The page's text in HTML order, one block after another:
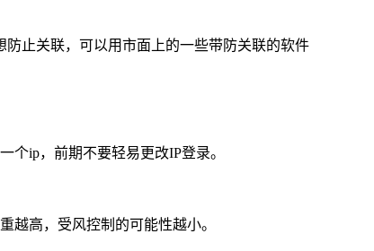
止关联，可以用市面上的一些带防关联的软件
个ip，前期不要轻易更改IP登录。
越高，受风控制的可能性越小。